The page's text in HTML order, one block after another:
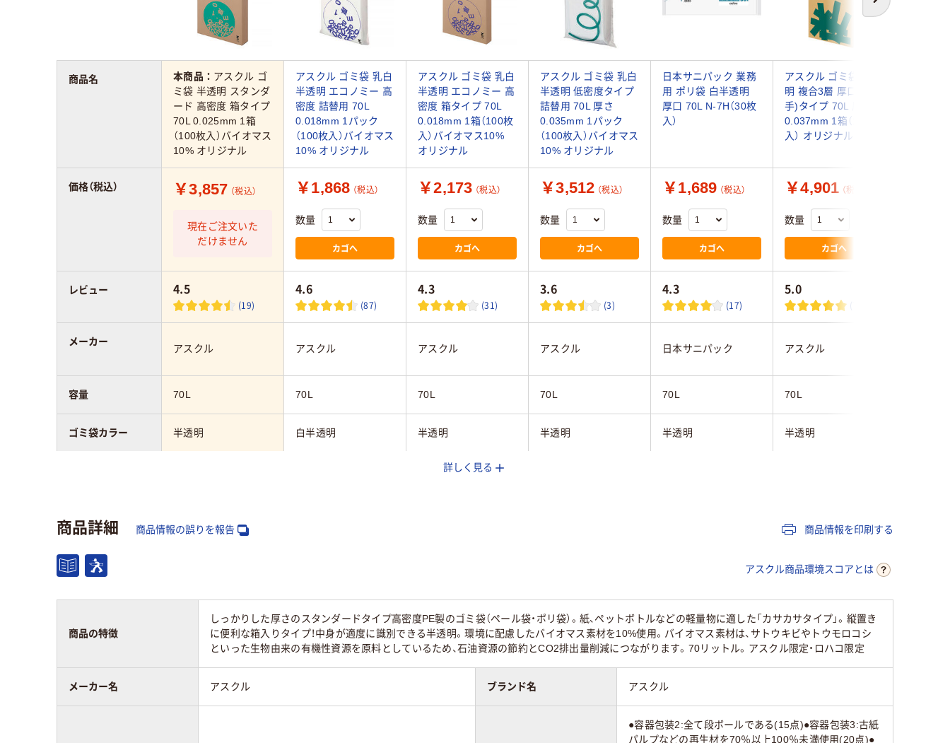
次へ
本商品： アスクル ゴ
ミ袋 半透明 スタンダ
ード 高密度 箱タイプ
70L 0.025mm 1箱
（100枚入）バイオマス
10% オリジナル
アスクル ゴミ袋 乳白
半透明 エコノミー 高
密度 詰替用 70L
0.018mm 1パック
（100枚入）バイオマス
10% オリジナル
アスクル ゴミ袋 乳白
半透明 エコノミー 高
密度 箱タイプ 70L
0.018mm 1箱（100枚
入）バイオマス10%
オリジナル
アスクル ゴミ袋 乳白
半透明 低密度タイプ
詰替用 70L 厚さ
0.035mm 1パック
（100枚入）バイオマス
10% オリジナル
日本サニパック 業務
用 ポリ袋 白半透明
厚口 70L N-7H（30枚
入）
アスクル ゴミ袋 半透
明 複合3層 厚口(厚
手)タイプ 70L 厚さ
0.037mm 1箱（100枚
入） オリジナル
￥3,857 （税込）
現在ご注文いた
だけません
￥1,868 （税込）
数量
カゴへ
￥2,173 （税込）
数量
カゴへ
￥3,512 （税込）
数量
カゴへ
￥1,689 （税込）
数量
カゴへ
￥4,901 （税込）
数量
カゴへ
4.5
(19)
4.6
(87)
4.3
(31)
3.6
(3)
4.3
(17)
5.0
(7)
アスクル アスクル アスクル アスクル 日本サニパック アスクル
70L 70L 70L 70L 70L 70L
半透明 白半透明 半透明 半透明 半透明 半透明
0.025mm 0.037mm
高密度ポリエチレン
バイオマス素材配合 バイオマス素材配合 バイオマス素材配合 バイオマス素材配合
クリア(透明・半透明)
クリア(透明・半透明)
クリア(透明・半透明)
15 60
商品名
価格（税込）
レビュー
メーカー
容量
ゴミ袋カラー
厚さ
材質
材の配合
カラーグループ
詳しく見る
商品詳細 商品情報の誤りを報告 商品情報を印刷する
アスクル商品環境スコアとは
商品の特徴
しっかりした厚さのスタンダードタイプ高密度PE製のゴミ袋（ペール袋・ポリ袋）。紙、ペットボトルなどの軽量物に適した「カサカサタイプ」。縦置き
に便利な箱入りタイプ！中身が適度に識別できる半透明。環境に配慮したバイオマス素材を10%使用。バイオマス素材は、サトウキビやトウモロコシ
といった生物由来の有機性資源を原料としているため、石油資源の節約とCO2排出量削減につながります。70リットル。アスクル限定・ロハコ限定
メーカー名 アスクル ブランド名 アスクル
●容器包装2:全て段ボールである(15点)●容器包装3:古紙
パルプなどの再生材を70％以上100％未満使用(20点)●